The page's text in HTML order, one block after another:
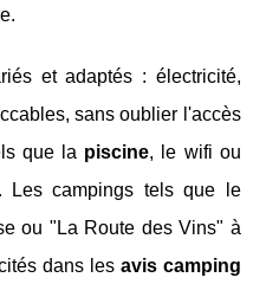
et adaptés : électricité,
sans oublier l'accès
que la piscine, le wifi ou
Les campings tels que le
ou "La Route des Vins" à
dans les avis camping